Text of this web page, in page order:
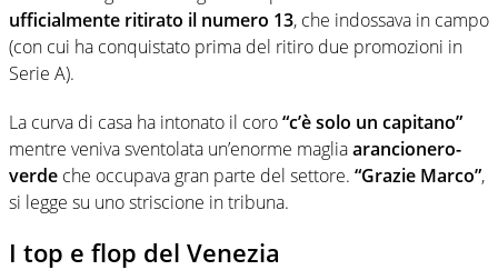
ufficialmente ritirato il numero 13, che indossava in campo
(con cui ha conquistato prima del ritiro due promozioni in
Serie A).
La curva di casa ha intonato il coro“c’è solo un capitano”
mentre veniva sventolata un’enorme magliaarancionero-
verde che occupava gran parte del settore. “Grazie Marco”,
si legge su uno striscione in tribuna.
I top e flop del Venezia